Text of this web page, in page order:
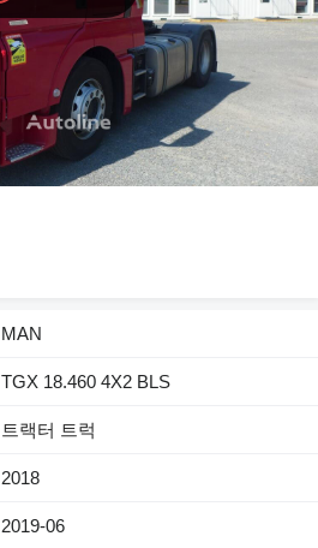
MAN
TGX 18.460 4X2 BLS
트랙터 트럭
2018
2019-06